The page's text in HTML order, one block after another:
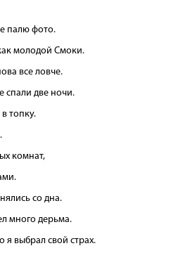
палю фото.
молодой Смоки.
все ловче.
спали две ночи.
топку.
комнат,
со дна.
много дерьма.
я выбрал свой страх.